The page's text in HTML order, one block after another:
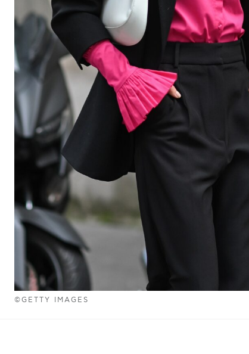
©GETTY IMAGES